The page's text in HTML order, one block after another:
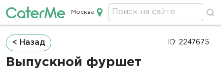
Кейтеринг в Москве
Москва
Строка
навигации
< Назад
Выпускной фуршет
ID: 2247675